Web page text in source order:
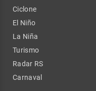
Ciclone
El Niño
La Niña
Turismo
Radar RS
Carnaval